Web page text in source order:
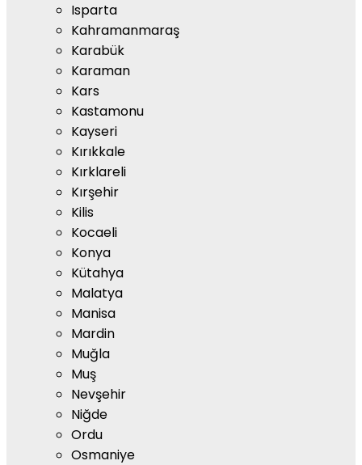
Isparta
Kahramanmaraş
Karabük
Karaman
Kars
Kastamonu
Kayseri
Kırıkkale
Kırklareli
Kırşehir
Kilis
Kocaeli
Konya
Kütahya
Malatya
Manisa
Mardin
Muğla
Muş
Nevşehir
Niğde
Ordu
Osmaniye